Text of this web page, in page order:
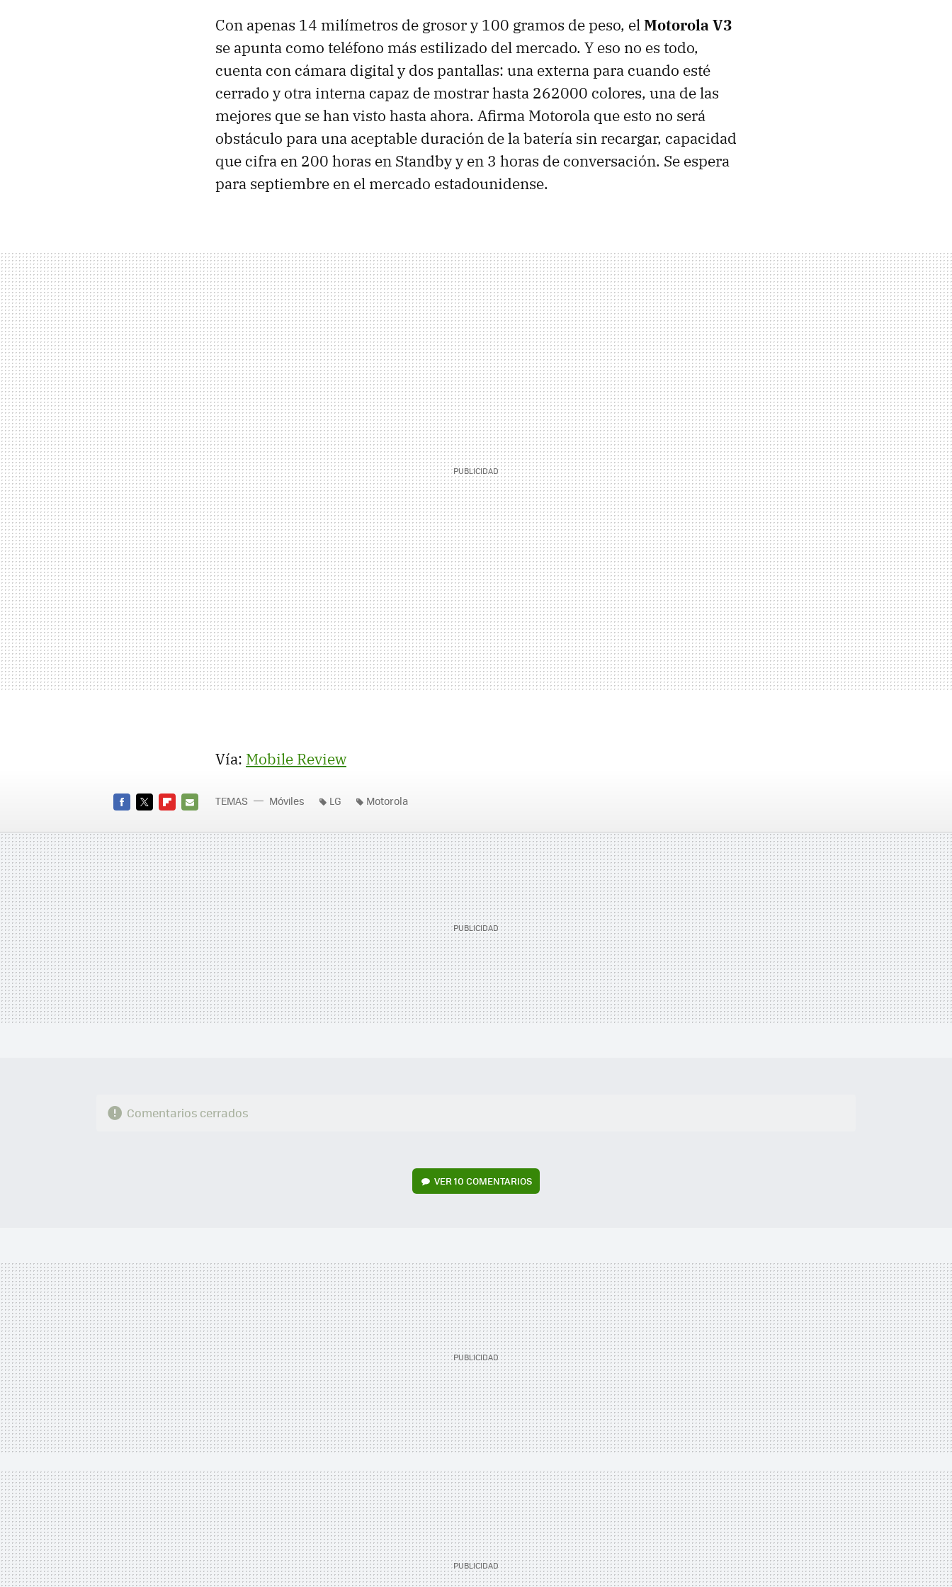
Con apenas 14 milímetros de grosor y 100 gramos de peso, elMotorola V3
se apunta como teléfono más estilizado del mercado. Y eso no es todo,
cuenta con cámara digital y dos pantallas: una externa para cuando esté
cerrado y otra interna capaz de mostrar hasta 262000 colores, una de las
mejores que se han visto hasta ahora. Afirma Motorola que esto no será
obstáculo para una aceptable duración de la batería sin recargar, capacidad
que cifra en 200 horas en Standby y en 3 horas de conversación. Se espera
para septiembre en el mercado estadounidense.
Vía: Mobile Review
MAIL
TEMAS Móviles LG Motorola
Comentarios cerrados
VER10 COMENTARIOS